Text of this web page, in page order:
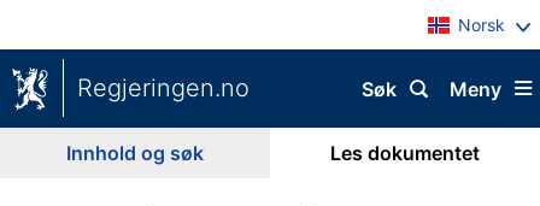
Norsk
Regjeringen.no Meny
Søk
Innhold og søk Les dokumentet